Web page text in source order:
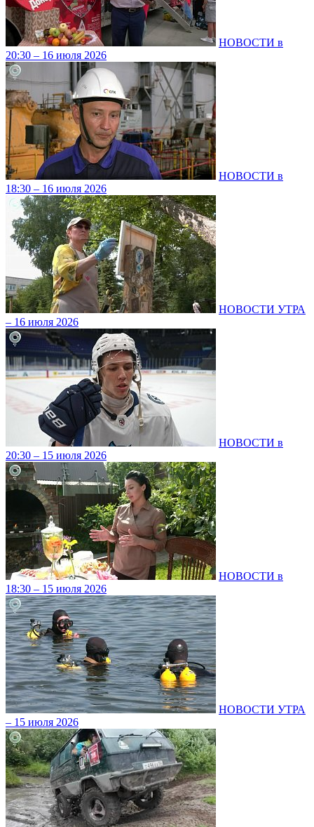
НОВОСТИ в
20:30 – 16 июля 2026
НОВОСТИ в
18:30 – 16 июля 2026
НОВОСТИ УТРА
– 16 июля 2026
НОВОСТИ в
20:30 – 15 июля 2026
НОВОСТИ в
18:30 – 15 июля 2026
НОВОСТИ УТРА
– 15 июля 2026